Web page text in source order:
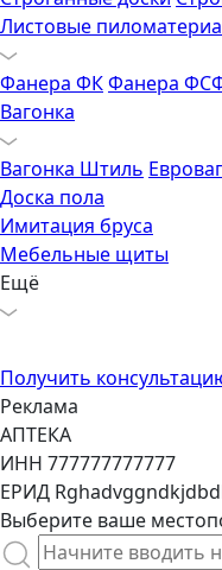
Листовые
Фанера ФКФанера ФСФ
Вагонка
Вагонка Штиль
Доска пола
Имитация бруса
Мебельные щиты
Ещё
Получить
Реклама
АПТЕКА
ИНН 777777777777
ЕРИД
Выберите ваше